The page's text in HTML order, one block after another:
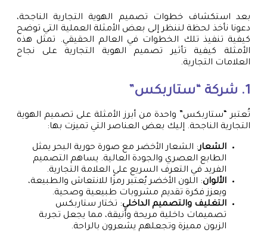
بعد استكشاف خطوات تصميم الهوية التجارية الناجحة،
دعونا نأخذ لحظة لننظر إلى بعض الأمثلة العملية التي توضح
كيفية تنفيذ تلك الخطوات في العالم الحقيقي. تمثل هذه
الأمثلة كيفية تأثير تصميم الهوية التجارية على نجاح
العلامات التجارية.
1. شركة “ستاربكس”
تُعتبر “ستاربكس” واحدة من أبرز الأمثلة على تصميم الهوية
التجارية الناجحة. إليك بعض العناصر التي تميزت بها:
الشعار: الشعار الأخضر مع صورة حورية البحر يمثل
الطابع العصري والجودة العالية. يساهم التصميم
الفريد في التعرف السريع على العلامة التجارية.
الألوان: اللون الأخضر يُعتبر رمزًا للانتعاش والطبيعة،
ويعزز فكرة تقديم مشروبات طبيعية وصحية.
التغليف والتصميم الداخلي: تختار ستاربكس
تصميمات داخلية مريحة وأنيقة، مما يجعل تجربة
الزبون مميزة وتجعلهم يشعرون بالراحة.